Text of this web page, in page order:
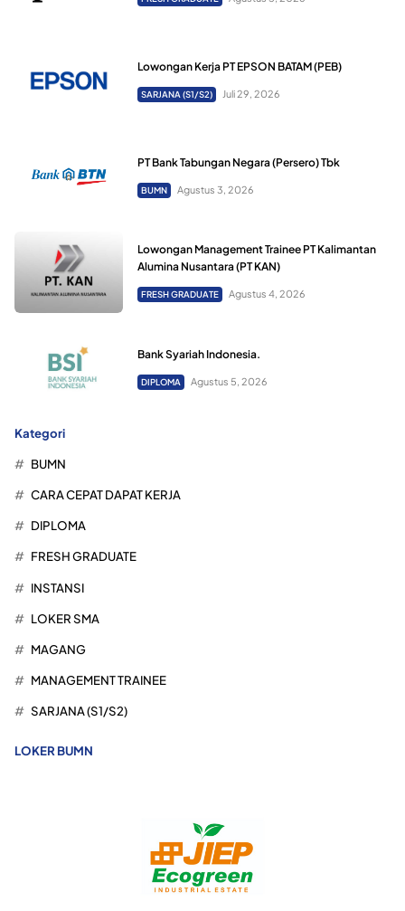
Lowongan Kerja PT EPSON BATAM (PEB)
SARJANA (S1/S2) Juli 29, 2026
PT Bank Tabungan Negara (Persero) Tbk
BUMN Agustus 3, 2026
Lowongan Management Trainee PT Kalimantan
Alumina Nusantara (PT KAN)
FRESH GRADUATE Agustus 4, 2026
Bank Syariah Indonesia.
DIPLOMA Agustus 5, 2026
Kategori
BUMN
CARA CEPAT DAPAT KERJA
DIPLOMA
FRESH GRADUATE
INSTANSI
LOKER SMA
MAGANG
MANAGEMENT TRAINEE
SARJANA (S1/S2)
LOKER BUMN